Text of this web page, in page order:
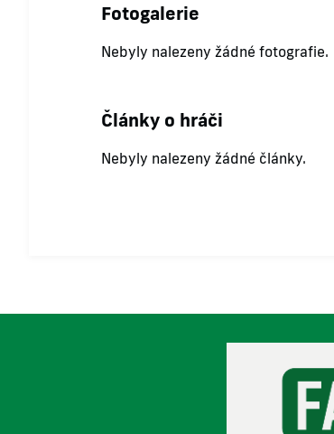
Fotogalerie
Nebyly nalezeny žádné fotografie.
Články o hráči
Nebyly nalezeny žádné články.